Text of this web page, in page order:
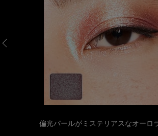
偏光パールがミステリアスなオーロ